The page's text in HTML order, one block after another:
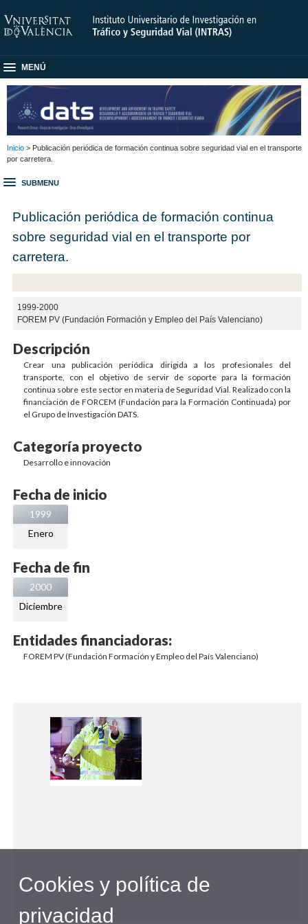
MENÚ
Inicio > Publicación periódica de formación continua sobre seguridad vial en el transporte
por carretera.
SUBMENU
Publicación periódica de formación continua
sobre seguridad vial en el transporte por
carretera.
1999-2000
FOREM PV (Fundación Formación y Empleo del País Valenciano)
Descripción
Crear una publicación periódica dirigida a los profesionales del
transporte, con el objetivo de servir de soporte para la formación
continua sobre este sector en materia de Seguridad Vial. Realizado con la
financiación de FORCEM (Fundación para la Formación Continuada) por
el Grupo de Investigación DATS.
Categoría proyecto
Desarrollo e innovación
Fecha de inicio
1999
Enero
Fecha de fin
2000
Diciembre
Entidades financiadoras:
FOREM PV (Fundación Formación y Empleo del País Valenciano)
Cookies y política de
privacidad